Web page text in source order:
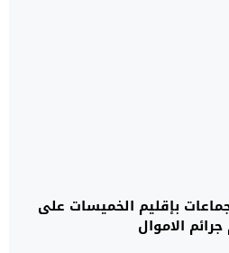
بإقليم الخميسات على
الاموال